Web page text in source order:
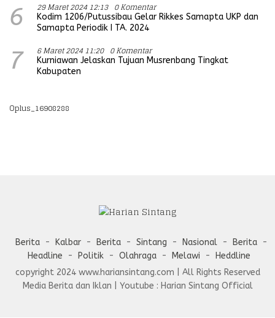
6 29 Maret 2024 12:13 0 Komentar
Kodim 1206/Putussibau Gelar Rikkes Samapta UKP dan
Samapta Periodik I TA. 2024
7 6 Maret 2024 11:20 0 Komentar
Kurniawan Jelaskan Tujuan Musrenbang Tingkat
Kabupaten
Oplus_16908288
Berita Kalbar Berita Sintang Nasional
Berita
Headline
Politik Olahraga Melawi
Heddline
copyright 2024 www.hariansintang.com | All Rights Reserved
Media Berita dan Iklan | Youtube : Harian Sintang Official